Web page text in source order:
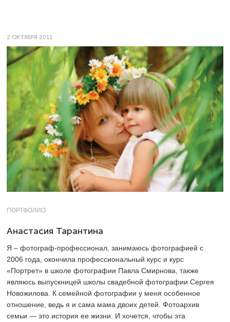
2 ОКТЯБРЯ 2011
ПОРТФОЛИО
Анастасия Тарантина
Я – фотограф-профессионал, занимаюсь фотографией с
2006 года, окончила профессиональный курс и курс
«Портрет» в школе фотографии Павла Смирнова, также
являюсь выпускницей школы свадебной фотографии Сергея
Новожилова. К семейной фотографии у меня особенное
отношение, ведь я и сама мама двоих детей. Фотоархив
семьи — это история ее жизни. И хочется, чтобы эта